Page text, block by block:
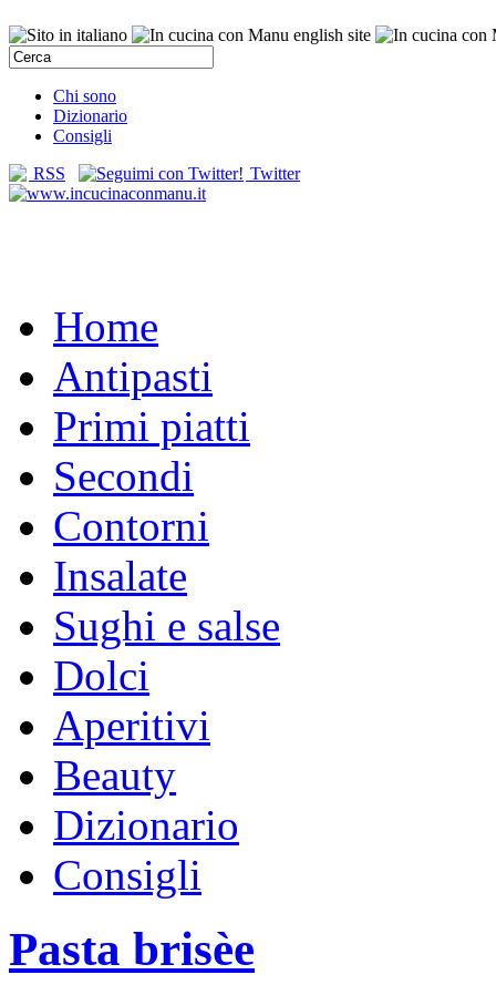
Chi sono
Dizionario
Consigli
RSS
Twitter
Home
Antipasti
Primi piatti
Secondi
Contorni
Insalate
Sughi e salse
Dolci
Aperitivi
Beauty
Dizionario
Consigli
Pasta brisèe